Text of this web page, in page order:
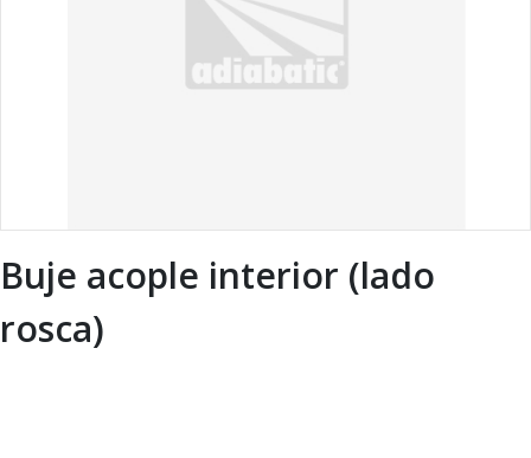
Buje acople interior (lado
rosca)